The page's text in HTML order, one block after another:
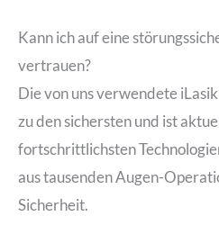
Kann ich auf eine
vertrauen?
Die von uns verwendete
zu den sichersten und ist
fortschrittlichsten
aus tausenden Augen-
Sicherheit.